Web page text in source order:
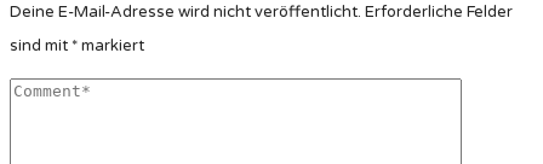
Deine E-Mail-Adresse wird nicht veröffentlicht. Erforderliche Felder
sind mit *markiert